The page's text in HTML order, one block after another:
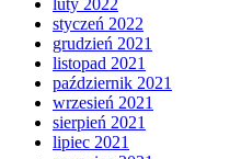
styczeń 2022
grudzień 2021
listopad 2021
październik 2021
wrzesień 2021
sierpień 2021
lipiec 2021